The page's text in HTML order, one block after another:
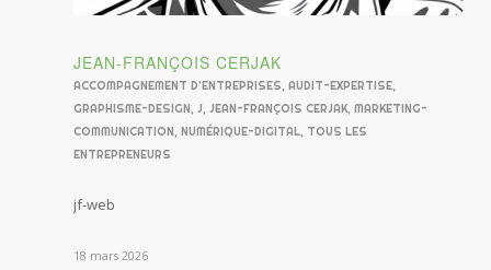
JEAN-FRANÇOIS CERJAK
ACCOMPAGNEMENT D’ENTREPRISES, AUDIT-EXPERTISE,
GRAPHISME-DESIGN, J, JEAN-FRANÇOIS CERJAK, MARKETING-
COMMUNICATION, NUMÉRIQUE-DIGITAL, TOUS LES
ENTREPRENEURS
jf-web
18 mars 2026